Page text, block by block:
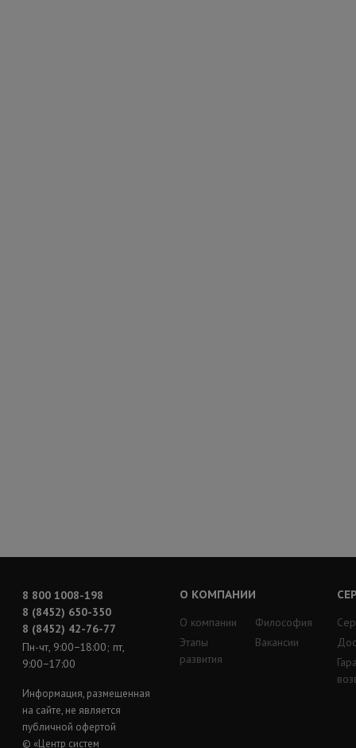
8 800 1008-198
8 (8452) 650-350
8 (8452) 42-76-77
Пн-чт, 9:00−18:00; пт,
9:00−17:00
Информация, размещенная
на сайте, не является
публичной офертой
© «Центр систем
О КОМПАНИИ
О компании
Этапы
развития
Философия
Вакансии